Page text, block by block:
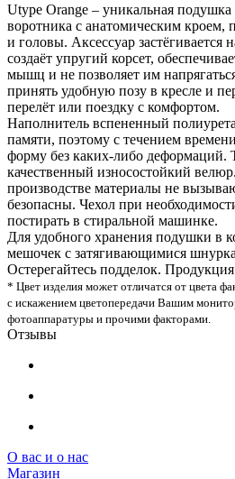
Utype Orange – уникальная
воротника с анатомическим
и головы. Аксессуар застёгивается
создаёт упругий корсет,
мышц и не позволяет им
принять удобную позу в кресле и
перелёт или поездку с комфортом.
Наполнитель вспененный
памяти, поэтому с течением
форму без каких-либо деформаций.
качественный износостойкий
производстве материалы не
безопасны. Чехол при
постирать в стиральной машинке.
Для удобного хранения подушки в
мешочек с затягивающимися
Остерегайтесь подделок.
* Цвет изделия может отличатся от цвета
с искажением цветопередачи Вашим
фотоаппаратуры и прочими факторами.
Отзывы
О вас и о нас
Магазин